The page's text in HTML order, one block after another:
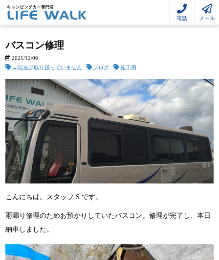
電話 メール
バスコン修理
2021/12/06
→現在は取り扱っていません
ブログ 施工例
こんにちは。スタッフ S です。
雨漏り修理のためお預かりしていたバスコン。修理が完了し、本日
納車しました。